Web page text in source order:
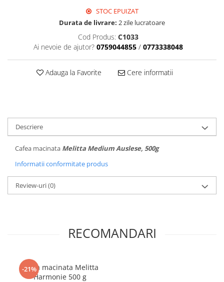
STOC EPUIZAT
Durata de livrare: 2 zile lucratoare
Cod Produs: C1033
Ai nevoie de ajutor? 0759044855 / 0773338048
Adauga la Favorite Cere informatii
Descriere
Cafea macinata Melitta Medium Auslese, 500g
Informatii conformitate produs
Review-uri(0)
RECOMANDARI
-21%
Cafea macinata Melitta
Harmonie 500 g